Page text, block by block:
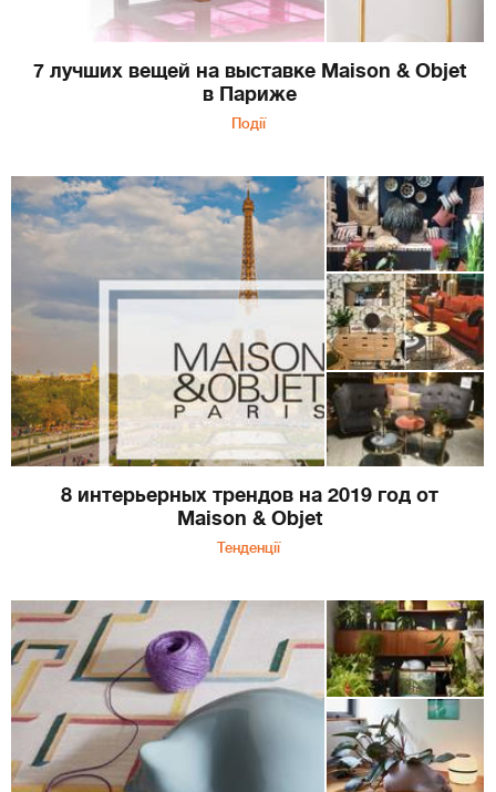
7 лучших вещей на выставке Maison & Objet
в Париже
Події
8 интерьерных трендов на 2019 год от
Maison & Objet
Тенденції